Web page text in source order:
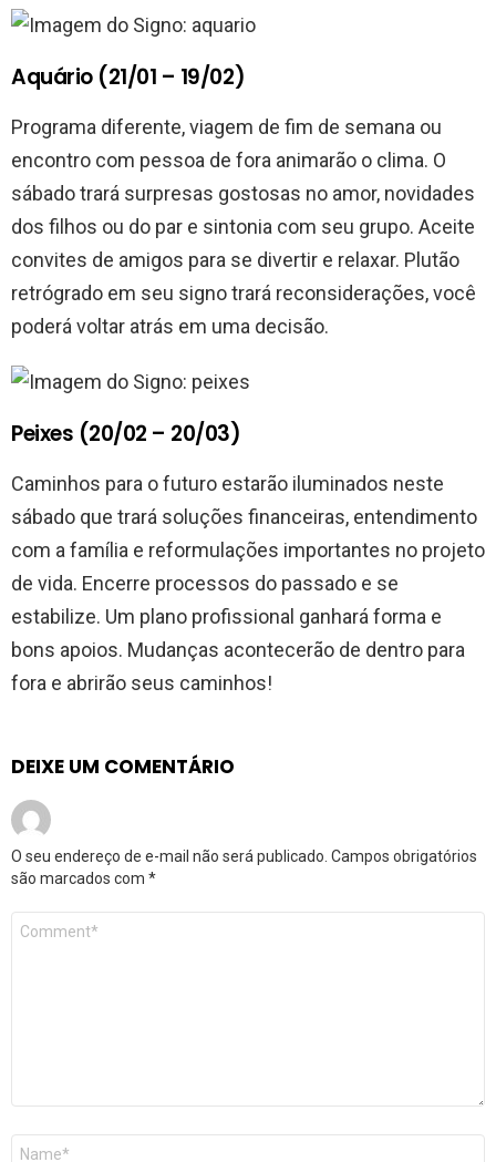
Aquário (21/01 – 19/02)
Programa diferente, viagem de fim de semana ou
encontro com pessoa de fora animarão o clima. O
sábado trará surpresas gostosas no amor, novidades
dos filhos ou do par e sintonia com seu grupo. Aceite
convites de amigos para se divertir e relaxar. Plutão
retrógrado em seu signo trará reconsiderações, você
poderá voltar atrás em uma decisão.
Peixes (20/02 – 20/03)
Caminhos para o futuro estarão iluminados neste
sábado que trará soluções financeiras, entendimento
com a família e reformulações importantes no projeto
de vida. Encerre processos do passado e se
estabilize. Um plano profissional ganhará forma e
bons apoios. Mudanças acontecerão de dentro para
fora e abrirão seus caminhos!
DEIXE UM COMENTÁRIO
O seu endereço de e-mail não será publicado. Campos obrigatórios
são marcados com *
Comentário
Nome